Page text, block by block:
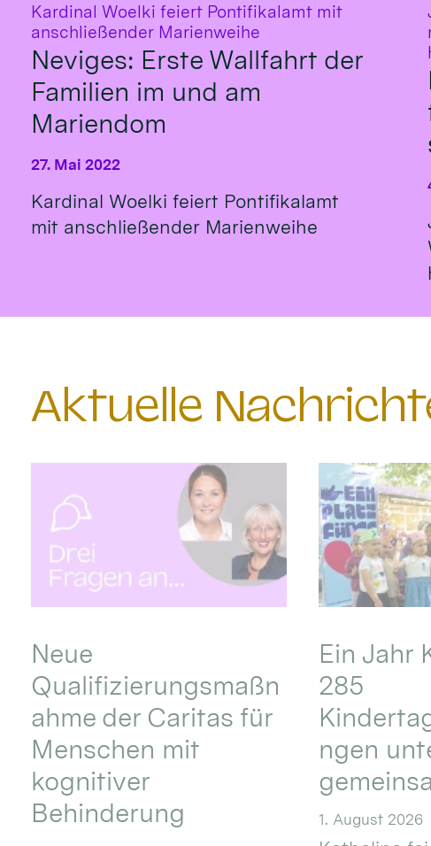
Kardinal Woelki feiert Pontifikalamt mit
anschließender Marienweihe
Neviges: Erste Wallfahrt der
Familien im und am
Mariendom
27. Mai 2022
Kardinal Woelki feiert Pontifikalamt
mit anschließender Marienweihe
Aktuelle
Neue
Qualifizierungsmaßn
ahme der Caritas für
Menschen mit
kognitiver
Behinderung
Ein Jahr
285
ngen
1. August 2026